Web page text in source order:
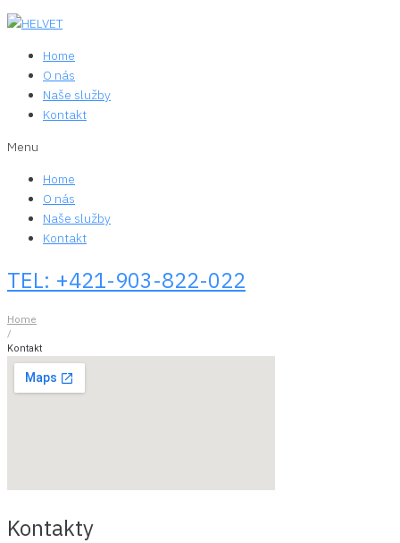
Home
O nás
Naše služby
Kontakt
Menu
Home
O nás
Naše služby
Kontakt
TEL: +421-903-822-022
Home
/
Kontakt
Kontakty